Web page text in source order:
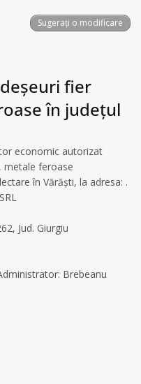
Sugerați o modificare
fier
în județul
economic autorizat
metale feroase
în Vărăști, la adresa: .
Jud. Giurgiu
Brebeanu